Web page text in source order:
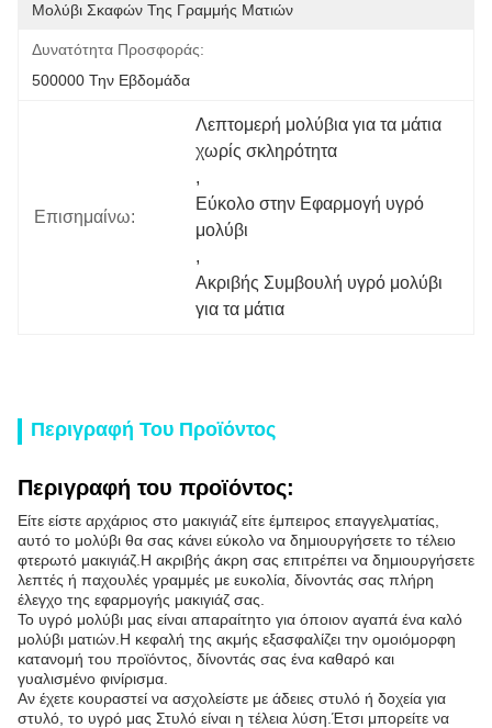
Μολύβι Σκαφών Της Γραμμής Ματιών
Δυνατότητα Προσφοράς:
500000 Την Εβδομάδα
Επισημαίνω:
Λεπτομερή μολύβια για τα μάτια
χωρίς σκληρότητα
,
Εύκολο στην Εφαρμογή υγρό
μολύβι
,
Ακριβής Συμβουλή υγρό μολύβι
για τα μάτια
Περιγραφή Του Προϊόντος
Περιγραφή του προϊόντος:
Είτε είστε αρχάριος στο μακιγιάζ είτε έμπειρος επαγγελματίας,
αυτό το μολύβι θα σας κάνει εύκολο να δημιουργήσετε το τέλειο
φτερωτό μακιγιάζ.Η ακριβής άκρη σας επιτρέπει να δημιουργήσετε
λεπτές ή παχουλές γραμμές με ευκολία, δίνοντάς σας πλήρη
έλεγχο της εφαρμογής μακιγιάζ σας.
Το υγρό μολύβι μας είναι απαραίτητο για όποιον αγαπά ένα καλό
μολύβι ματιών.Η κεφαλή της ακμής εξασφαλίζει την ομοιόμορφη
κατανομή του προϊόντος, δίνοντάς σας ένα καθαρό και
γυαλισμένο φινίρισμα.
Αν έχετε κουραστεί να ασχολείστε με άδειες στυλό ή δοχεία για
στυλό, το υγρό μας Στυλό είναι η τέλεια λύση.Έτσι μπορείτε να